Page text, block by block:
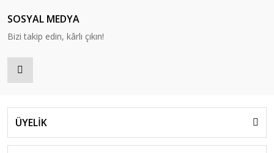
SOSYAL MEDYA
Bizi takip edin, kârlı çıkın!
ÜYELİK